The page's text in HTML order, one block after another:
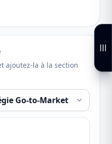
ajoutez-la à la section